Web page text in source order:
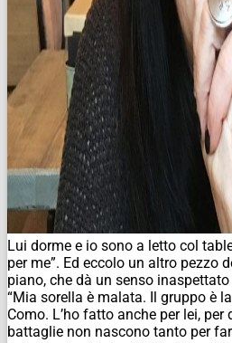
Lui dorme e io sono a letto col
per me”. Ed eccolo un altro pezzo
piano, che dà un senso
“Mia sorella è malata. Il gruppo è
Como. L’ho fatto anche per lei,
battaglie non nascono tanto per